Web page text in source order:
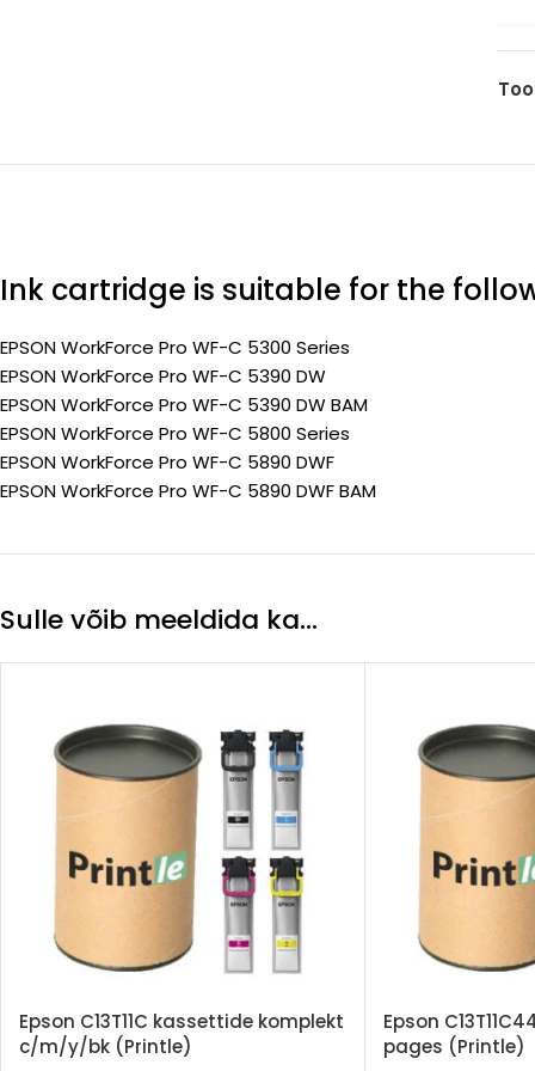
Ink cartridge is suitable for the
EPSON WorkForce Pro WF-C 5300 Series
EPSON WorkForce Pro WF-C 5390 DW
EPSON WorkForce Pro WF-C 5390 DW BAM
EPSON WorkForce Pro WF-C 5800 Series
EPSON WorkForce Pro WF-C 5890 DWF
EPSON WorkForce Pro WF-C 5890 DWF BAM
Sulle võib meeldida ka…
Epson C13T11C kassettide komplekt
c/m/y/bk (Printle)
Epson
pages (Printle)